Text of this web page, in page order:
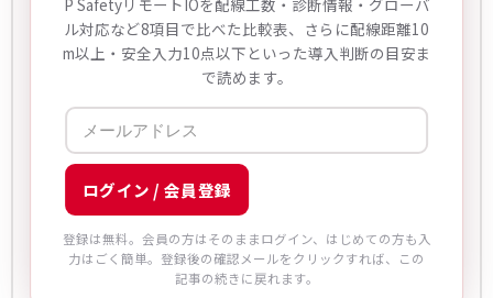
P SafetyリモートIOを配線工数・診断情報・グローバ
ル対応など8項目で比べた比較表、さらに配線距離10
m以上・安全入力10点以下といった導入判断の目安ま
で読めます。
ログイン / 会員登録
登録は無料。会員の方はそのままログイン、はじめての方も入
力はごく簡単。登録後の確認メールをクリックすれば、この
記事の続きに戻れます。
Murrelektronik社のプロダクトマネージャーを担当。
リモートIO、IO-Link、省配線などのご案件でお客様
と日々やり取りをしています。
スリランカ出身ですが、日本在住歴は長く、日本語検
定のN1を取得しています。
弊社の社員よりも日本語が堪能だと言われることもあ
ります。
Murrelektronik社に関することは何でもお聞きくだ
さい。
ニランカ・ゾイサ/Nilanka De Zoysaの記事一覧へ